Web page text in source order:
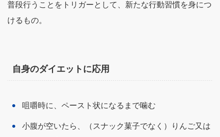
普段行うことをトリガーとして、新たな行動習慣を身につ
けるもの。
自身のダイエットに応用
咀嚼時に、ペースト状になるまで噛む
小腹が空いたら、（スナック菓子でなく）りんご又は